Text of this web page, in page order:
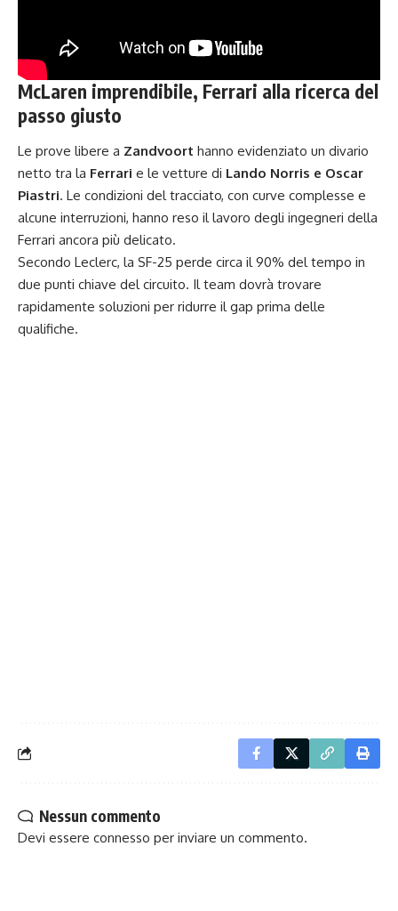
McLaren imprendibile, Ferrari alla ricerca del
passo giusto
Le prove libere a Zandvoort hanno evidenziato un divario
netto tra la Ferrari e le vetture di Lando Norris e Oscar
Piastri. Le condizioni del tracciato, con curve complesse e
alcune interruzioni, hanno reso il lavoro degli ingegneri della
Ferrari ancora più delicato.
Secondo Leclerc, la SF-25 perde circa il 90% del tempo in
due punti chiave del circuito. Il team dovrà trovare
rapidamente soluzioni per ridurre il gap prima delle
qualifiche.
Nessun commento
Devi essere connesso per inviare un commento.